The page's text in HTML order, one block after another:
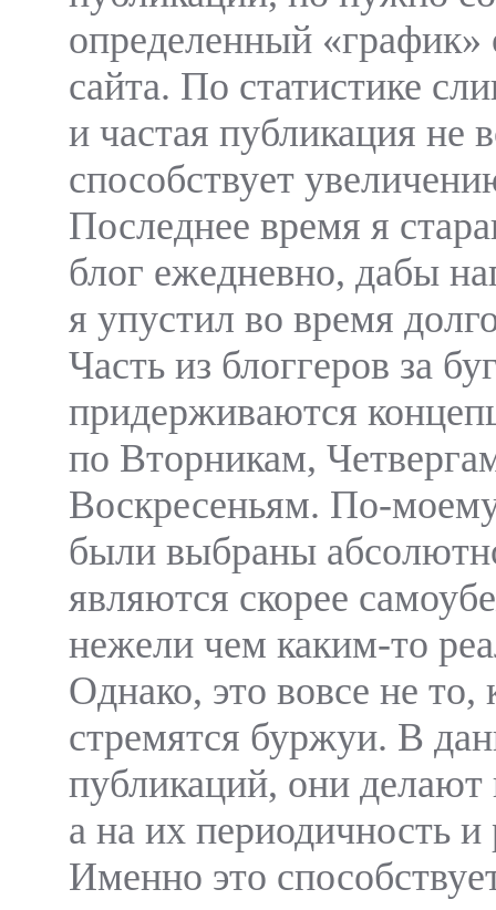
определенный «график»
сайта. По статистике
и частая публикация не
способствует
Последнее время я
блог ежедневно, дабы
я упустил во время
Часть из блоггеров за
придерживаются
по Вторникам,
Воскресеньям. По-
были выбраны
являются скорее
нежели чем каким-то
Однако, это вовсе не то,
стремятся буржуи. В
публикаций, они делают
а на их периодичность и
Именно это